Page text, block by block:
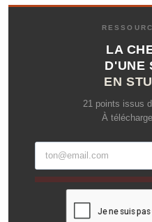
LA
D'UNE
EN
21 points issus
À